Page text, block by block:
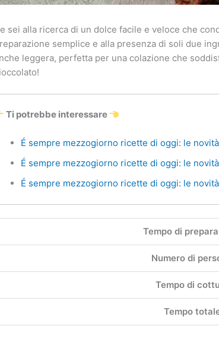
sei alla ricerca di un dolce facile e veloce che
semplice e alla presenza di soli due
leggera, perfetta per una colazione che
Ti potrebbe interessare
É sempre mezzogiorno ricette di oggi: le
É sempre mezzogiorno ricette di oggi: le
É sempre mezzogiorno ricette di oggi: le
Tempo di
Numero di
Tempo di
Tempo